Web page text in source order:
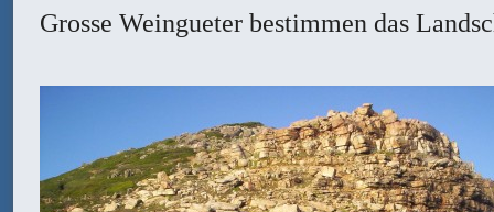
Grosse Weingueter bestimmen das